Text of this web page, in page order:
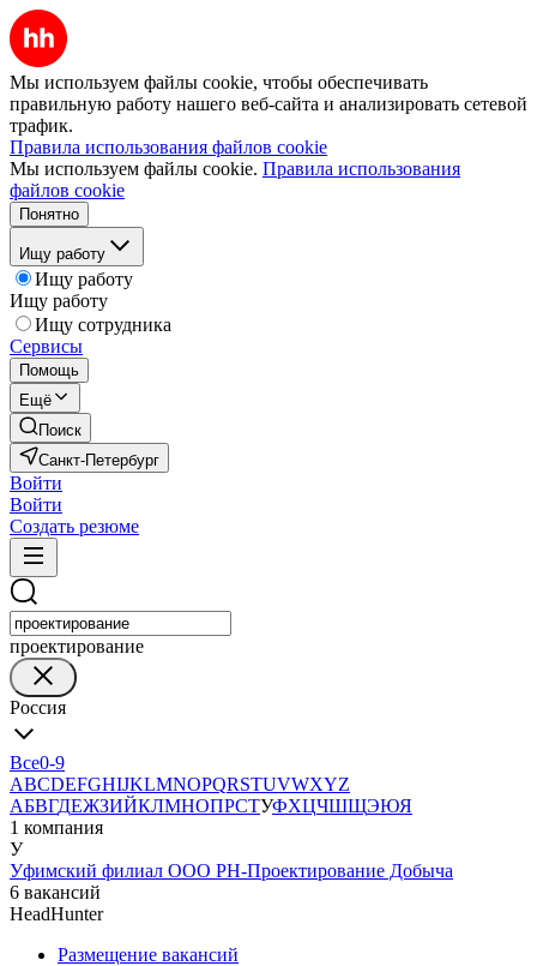
Мы используем файлы cookie, чтобы обеспечивать
правильную работу нашего веб-сайта и анализировать сетевой
трафик.
Правила использования файлов cookie
Мы используем файлы cookie. Правила использования
файлов cookie
Понятно
Ищу работу
Ищу работу
Ищу работу
Ищу сотрудника
Сервисы
Помощь
Ещё
Поиск
Санкт-Петербург
Войти
Войти
Создать резюме
проектирование
Россия
Все0-9
ABCDEFGHIJKLMNOPQRSTUVWXYZ
АБВГДЕЖЗИЙКЛМНОПРСТУФХЦЧШЩЭЮЯ
1 компания
У
Уфимский филиал ООО РН-Проектирование Добыча
6 вакансий
HeadHunter
Размещение вакансий